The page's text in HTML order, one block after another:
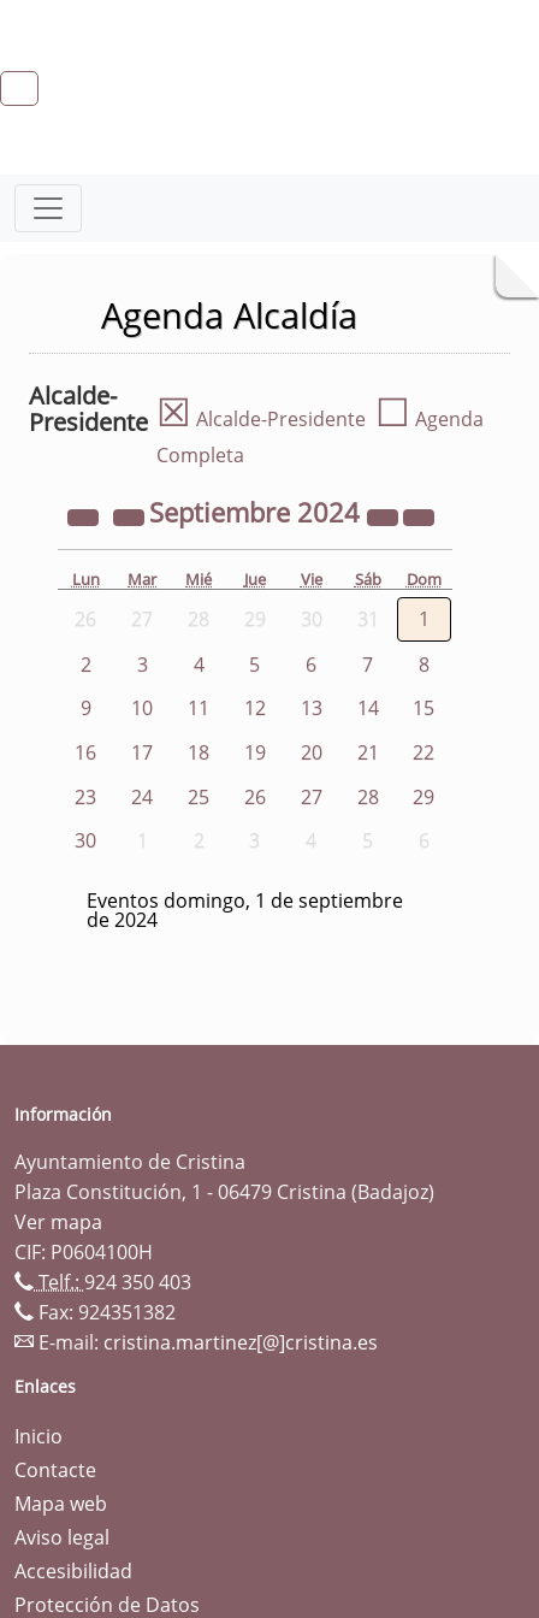
Agenda Alcaldía
Alcalde-
Presidente ☒ Alcalde-Presidente ☐ Agenda
Completa
Septiembre 2024
Lun Mar Mié Jue Vie Sáb Dom
26 27 28 29 30 31
1
2
3 4 5 6 7
8
9
10 11 12 13 14
15
16
17 18 19 20 21
22
23
24 25 26 27 28
29
30
1 2 3 4 5 6
Eventos domingo, 1 de septiembre
de 2024
Información
Ayuntamiento de Cristina
Plaza Constitución, 1 - 06479 Cristina (Badajoz)
Ver mapa
CIF: P0604100H
Telf.: 924 350 403
Fax: 924351382
E-mail: cristina.martinez[@]cristina.es
Enlaces
Inicio
Contacte
Mapa web
Aviso legal
Accesibilidad
Protección de Datos